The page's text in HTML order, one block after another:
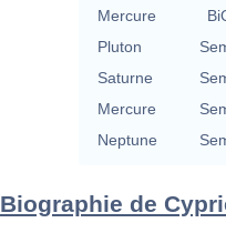
Mercure
Pluton
Saturne
Mercure
Neptune
Biographie de